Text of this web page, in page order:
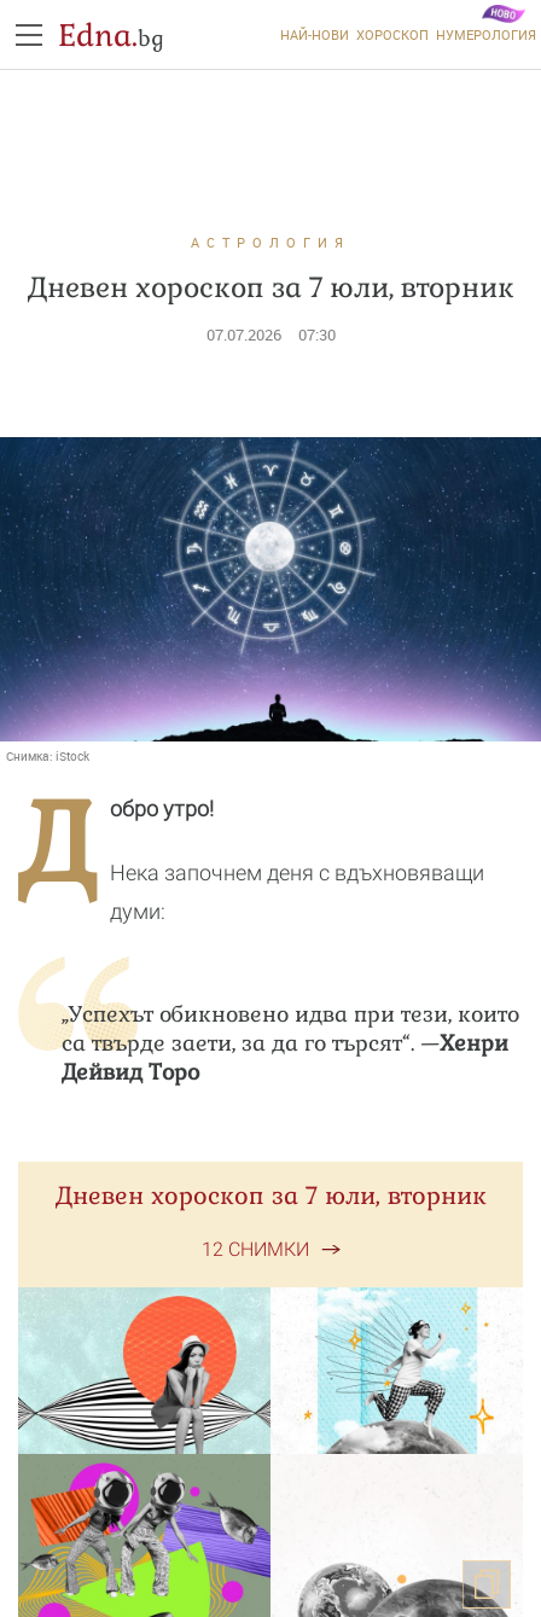
Edna.bg НАЙ-НОВИ ХОРОСКОП НУМЕРОЛОГИЯ
АСТРОЛОГИЯ
Дневен хороскоп за 7 юли, вторник
07.07.2026 07:30
Снимка: iStock
Д обро утро!
Нека започнем деня с вдъхновяващи
думи:
„Успехът обикновено идва при тези, които
са твърде заети, за да го търсят“. —Хенри
Дейвид Торо
Дневен хороскоп за 7 юли, вторник
12 СНИМКИ